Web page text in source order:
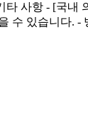
사항 - [국
수 있습니다.